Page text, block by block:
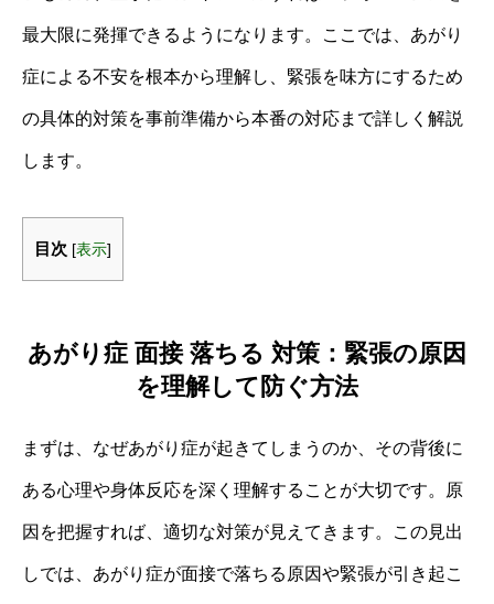
最大限に発揮できるようになります。ここでは、あがり
症による不安を根本から理解し、緊張を味方にするため
の具体的対策を事前準備から本番の対応まで詳しく解説
します。
目次 [表示]
あがり症 面接 落ちる 対策：緊張の原因
を理解して防ぐ方法
まずは、なぜあがり症が起きてしまうのか、その背後に
ある心理や身体反応を深く理解することが大切です。原
因を把握すれば、適切な対策が見えてきます。この見出
しでは、あがり症が面接で落ちる原因や緊張が引き起こ